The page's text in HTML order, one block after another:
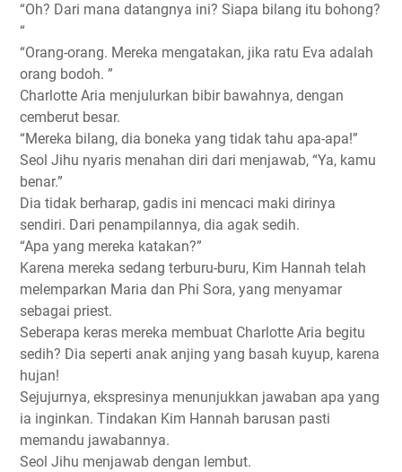
“Oh? Dari mana datangnya ini? Siapa bilang itu bohong?
“
“Orang-orang. Mereka mengatakan, jika ratu Eva adalah
orang bodoh. ”
Charlotte Aria menjulurkan bibir bawahnya, dengan
cemberut besar.
“Mereka bilang, dia boneka yang tidak tahu apa-apa!”
Seol Jihu nyaris menahan diri dari menjawab, “Ya, kamu
benar.”
Dia tidak berharap, gadis ini mencaci maki dirinya
sendiri. Dari penampilannya, dia agak sedih.
“Apa yang mereka katakan?”
Karena mereka sedang terburu-buru, Kim Hannah telah
melemparkan Maria dan Phi Sora, yang menyamar
sebagai priest.
Seberapa keras mereka membuat Charlotte Aria begitu
sedih? Dia seperti anak anjing yang basah kuyup, karena
hujan!
Sejujurnya, ekspresinya menunjukkan jawaban apa yang
ia inginkan. Tindakan Kim Hannah barusan pasti
memandu jawabannya.
Seol Jihu menjawab dengan lembut.